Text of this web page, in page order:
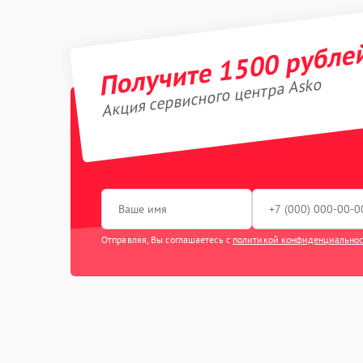
Получите 1500
Акция сервисного центра Asko
Отправляя, Вы соглашаетесь с политикой